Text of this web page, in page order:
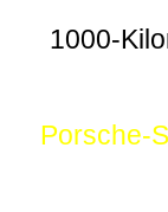
1000-
Porsche-